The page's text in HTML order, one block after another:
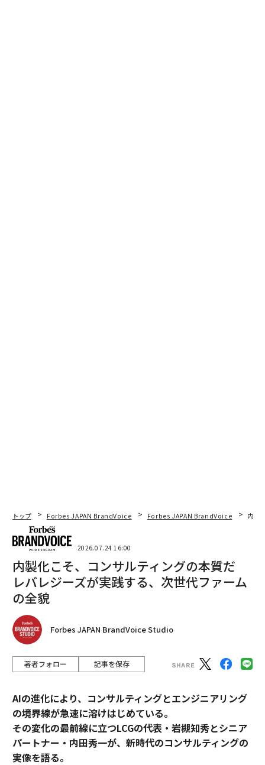
トップ Forbes JAPAN BrandVoice Forbes JAPAN BrandVoice 内製
2026.07.24 16:00
内製化こそ、コンサルティングの本質だ
レバレジーズが実践する、次世代ファーム
の全貌
Forbes JAPAN BrandVoice Studio
著者フォロー 記事を保存
AIの進化により、コンサルティングとエンジニアリング
の境界線が急速に溶けはじめている。
その変化の最前線に立つLCGの代表・岩槻知秀とシニア
パートナー・内田秀一が、新時代のコンサルティングの
実像を語る。